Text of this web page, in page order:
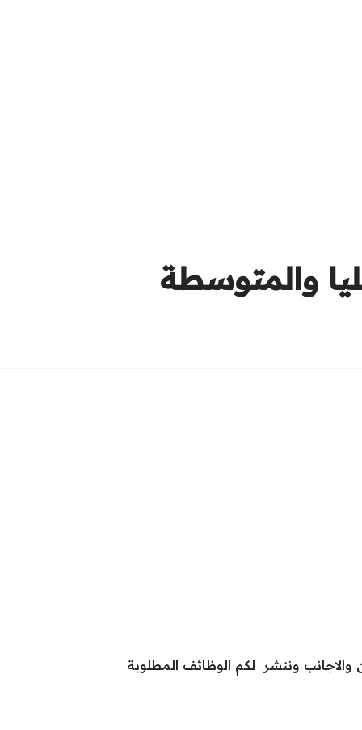
والمتوسطة
وننشر لكم الوظائف المطلوبة